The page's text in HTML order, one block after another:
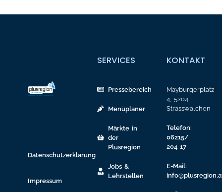
Datenschutzerklärung
Impressum
SERVICES
Pressebereich
Menüplaner
Märkte in
der
Plusregion
Jobs &
Lehrstellen
KONTAKT
Mayburgerplatz
4, 5204
Strasswalchen
Telefon:
06215/
204 17
E-Mail: